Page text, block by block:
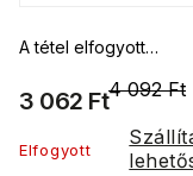
4 092 Ft
3 062 Ft
Elfogyott
A tétel elfogyott…